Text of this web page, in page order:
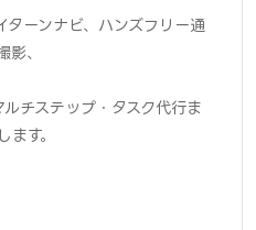
ターンナビ、ハンズフリー通
影、
チステップ・タスク代行ま
す。